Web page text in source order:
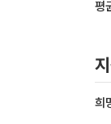
평
희